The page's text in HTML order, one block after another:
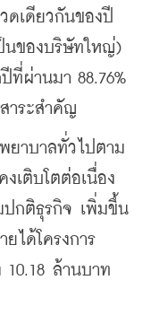
ดเดียวกันของปี
นของบริษัทใหญ่)
ที่ผ่านมา 88.76%
าระสำคัญ
าบาลทั่วไปตาม
เติบโตต่อเนื่อง
ปกติธุรกิจ เพิ่มขึ้น
ได้โครงการ
ล้านบาท